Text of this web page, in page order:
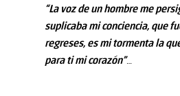
“La voz de un hombre me
suplicaba mi conciencia, que
regreses, es mi tormenta la
para ti mi corazón”…